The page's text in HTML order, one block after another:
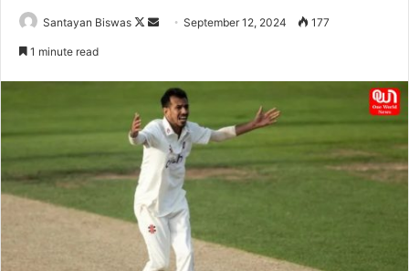
Santayan Biswas
F
w
n
X
a
n
e
i
l
September 12, 2024 177
1 minute read